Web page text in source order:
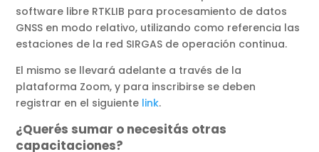
software libre RTKLIB para procesamiento de datos
GNSS en modo relativo, utilizando como referencia las
estaciones de la red SIRGAS de operación continua.
El mismo se llevará adelante a través de la
plataforma Zoom, y para inscribirse se deben
registrar en el siguiente link.
¿Querés sumar o necesitás otras
capacitaciones?